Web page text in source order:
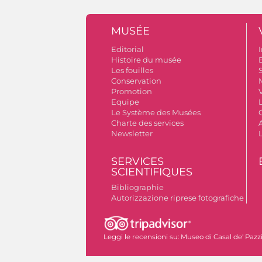
MUSÉE
Editorial
Histoire du musée
Les fouilles
Conservation
Promotion
Equipe
Le Système des Musées
Charte des services
Newsletter
SERVICES
SCIENTIFIQUES
Bibliographie
Autorizzazione riprese fotografiche
Leggi le recensioni su: Museo di Casal de' Pazzi